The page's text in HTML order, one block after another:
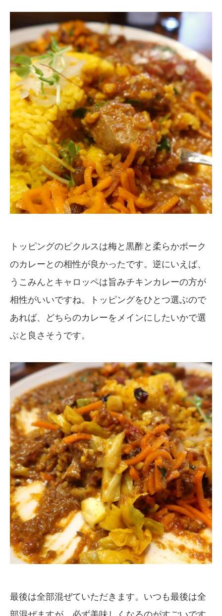
トッピングのピクルスは梅と黒酢と柔らかポーク
のカレーとの相性が良かったです。逆にいえば、
うこみんとキャロッペは旨みチキンカレーの方が
相性がいいですね。トッピングをひとつ選ぶので
あれば、どちらのカレーをメインにしたいかで選
ぶと良さそうです。
最後は全部混ぜていただきます。いつも最後は全